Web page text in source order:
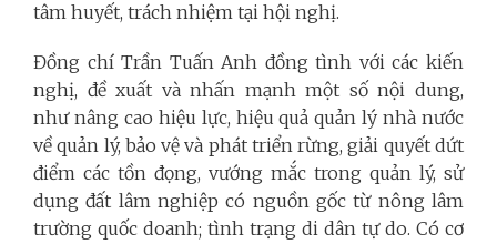
tâm huyết, trách nhiệm tại hội nghị.
Đồng chí Trần Tuấn Anh đồng tình với các kiến
nghị, đề xuất và nhấn mạnh một số nội dung,
như nâng cao hiệu lực, hiệu quả quản lý nhà nước
về quản lý, bảo vệ và phát triển rừng, giải quyết dứt
điểm các tồn đọng, vướng mắc trong quản lý, sử
dụng đất lâm nghiệp có nguồn gốc từ nông lâm
trường quốc doanh; tình trạng di dân tự do. Có cơ